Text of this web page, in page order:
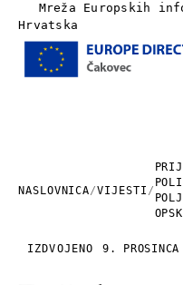
Mreža Europskih
Hrvatska
NASLOVNICA/VIJESTI /
IZDVOJENO 9.